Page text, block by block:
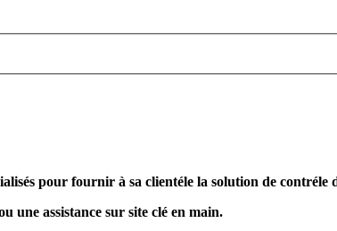
pour fournir à sa clientéle la solution de contréle
une assistance sur site clé en main.